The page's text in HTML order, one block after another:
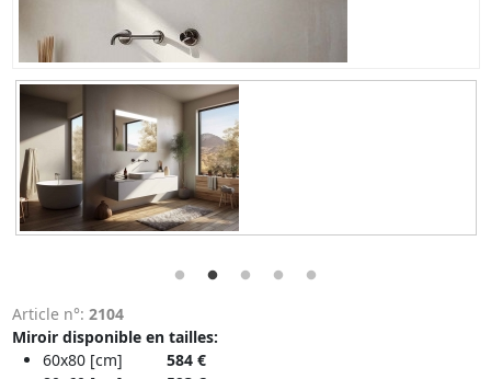
Article n°: 2104
Miroir disponible en tailles​:
60x80 [cm]
584 €